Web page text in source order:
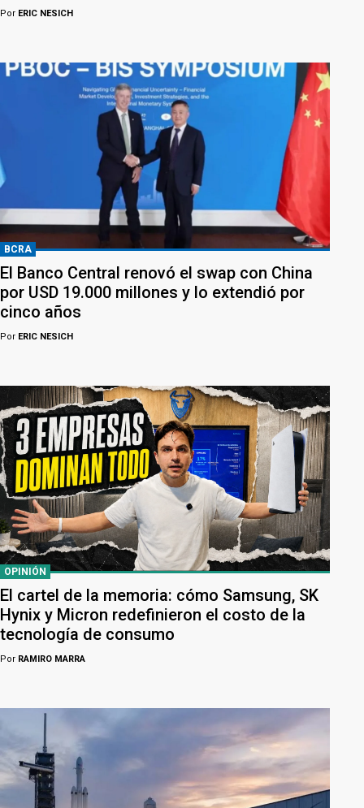
Por ERIC NESICH
BCRA
El Banco Central renovó el swap con China
por USD 19.000 millones y lo extendió por
cinco años
Por ERIC NESICH
OPINIÓN
El cartel de la memoria: cómo Samsung, SK
Hynix y Micron redefinieron el costo de la
tecnología de consumo
Por RAMIRO MARRA